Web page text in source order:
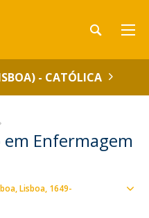
- CATÓLICA
Enfermagem
Lisboa 1649-